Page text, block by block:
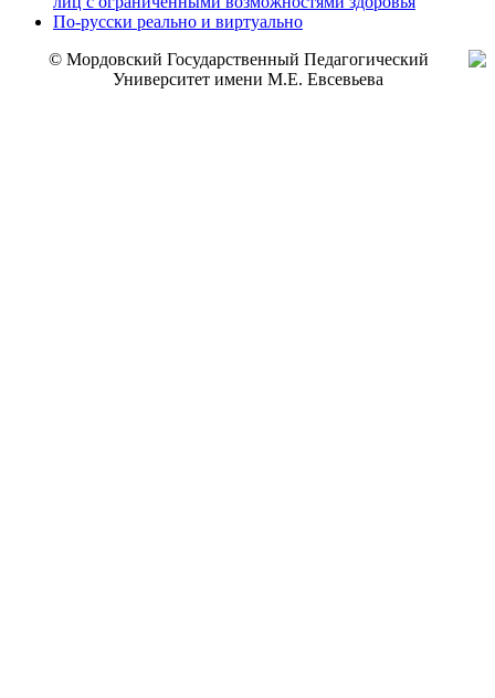
По-русски реально и виртуально
© Мордовский Государственный Педагогический
Университет имени М.Е. Евсевьева